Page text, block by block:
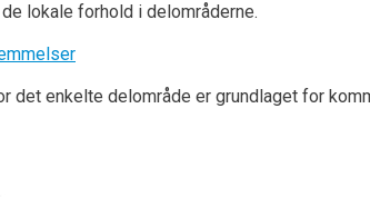
lokale forhold i delområderne.
det enkelte delområde er grundlaget for